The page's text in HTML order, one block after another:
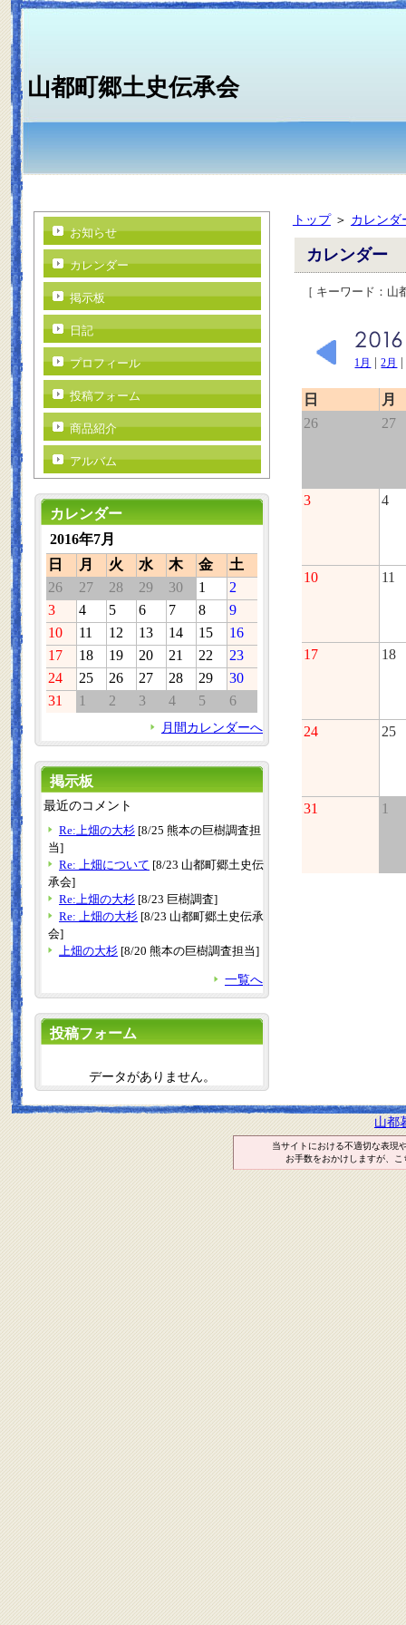
山都町郷土史伝承会
トップ＞ カレンダ
カレンダー
［ キーワード：
1月 |2月
日
月
26
27
3 4
10 11
17 18
24 25
31 1
お知らせ
カレンダー
掲示板
日記
プロフィール
投稿フォーム
商品紹介
アルバム
カレンダー
2016年7月
日
月 火 水 木 金
土
26
27 28 29 30 1
2
3
4 5 6 7 8
9
10
11 12 13 14 15
16
17
18 19 20 21 22
23
24
25 26 27 28 29
30
31
1 2 3 4 5 6
月間カレンダーへ
掲示板
最近のコメント
Re:上畑の大杉 [8/25 熊本の巨樹調査担
当]
Re: 上畑について [8/23 山都町郷土史伝
承会]
Re:上畑の大杉 [8/23 巨樹調査]
Re: 上畑の大杉 [8/23 山都町郷土史伝承
会]
上畑の大杉 [8/20 熊本の巨樹調査担当]
一覧へ
投稿フォーム
データがありません。
山都
当サイトにおける不適切な表現
お手数をおかけしますが、こ